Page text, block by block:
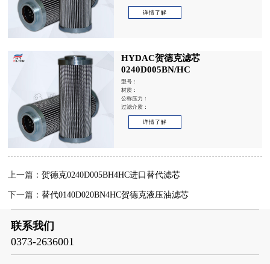
详情了解
HYDAC贺德克滤芯
0240D005BN/HC
型号：
材质：
公称压力：
过滤介质：
详情了解
上一篇：贺德克0240D005BH4HC进口替代滤芯
下一篇：替代0140D020BN4HC贺德克液压油滤芯
联系我们
0373-2636001